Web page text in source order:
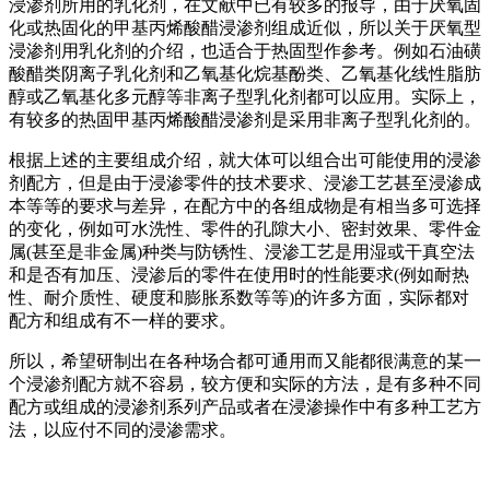
浸渗剂所用的乳化剂，在文献中已有较多的报导，由于厌氧固
化或热固化的甲基丙烯酸醋浸渗剂组成近似，所以关于厌氧型
浸渗剂用乳化剂的介绍，也适合于热固型作参考。例如石油磺
酸醋类阴离子乳化剂和乙氧基化烷基酚类、乙氧基化线性脂肪
醇或乙氧基化多元醇等非离子型乳化剂都可以应用。实际上，
有较多的热固甲基丙烯酸醋浸渗剂是采用非离子型乳化剂的。
根据上述的主要组成介绍，就大体可以组合出可能使用的浸渗
剂配方，但是由于浸渗零件的技术要求、浸渗工艺甚至浸渗成
本等等的要求与差异，在配方中的各组成物是有相当多可选择
的变化，例如可水洗性、零件的孔隙大小、密封效果、零件金
属(甚至是非金属)种类与防锈性、浸渗工艺是用湿或干真空法
和是否有加压、浸渗后的零件在使用时的性能要求(例如耐热
性、耐介质性、硬度和膨胀系数等等)的许多方面，实际都对
配方和组成有不一样的要求。
所以，希望研制出在各种场合都可通用而又能都很满意的某一
个浸渗剂配方就不容易，较方便和实际的方法，是有多种不同
配方或组成的浸渗剂系列产品或者在浸渗操作中有多种工艺方
法，以应付不同的浸渗需求。